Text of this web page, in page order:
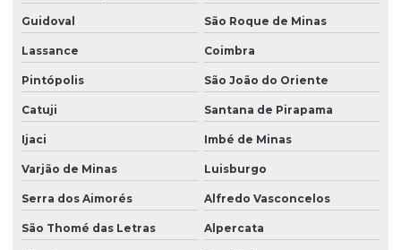
Guidoval São Roque de Minas
Lassance Coimbra
Pintópolis São João do Oriente
Catuji Santana de Pirapama
Ijaci Imbé de Minas
Varjão de Minas Luisburgo
Serra dos Aimorés Alfredo Vasconcelos
São Thomé das Letras Alpercata